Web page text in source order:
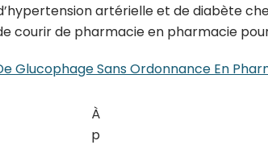
artérielle et de diabète
courir de pharmacie en pharmacie
Glucophage Sans Ordonnance En
À
p